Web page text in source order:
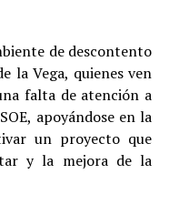
de descontento
la Vega, quienes ven
falta de atención a
apoyándose en la
un proyecto que
y la mejora de la